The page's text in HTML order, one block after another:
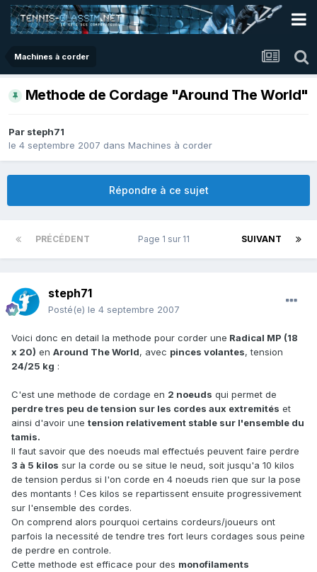
Machines à corder
Methode de Cordage "Around The World"
Par steph71
le 4 septembre 2007 dans Machines à corder
Répondre à ce sujet
PRÉCÉDENT SUIVANT
Page 1 sur 11
steph71
Posté(e) le 4 septembre 2007
Voici donc en detail la methode pour corder une Radical MP (18
x 20) en Around The World, avec pinces volantes, tension
24/25 kg :
C'est une methode de cordage en 2 noeuds qui permet de
perdre tres peu de tension sur les cordes aux extremités et
ainsi d'avoir une tension relativement stable sur l'ensemble du
tamis.
Il faut savoir que des noeuds mal effectués peuvent faire perdre
3 à 5 kilos sur la corde ou se situe le neud, soit jusqu'a 10 kilos
de tension perdus si l'on corde en 4 noeuds rien que sur la pose
des montants ! Ces kilos se repartissent ensuite progressivement
sur l'ensemble des cordes.
On comprend alors pourquoi certains cordeurs/joueurs ont
parfois la necessité de tendre tres fort leurs cordages sous peine
de perdre en controle.
Cette methode est efficace pour des monofilaments